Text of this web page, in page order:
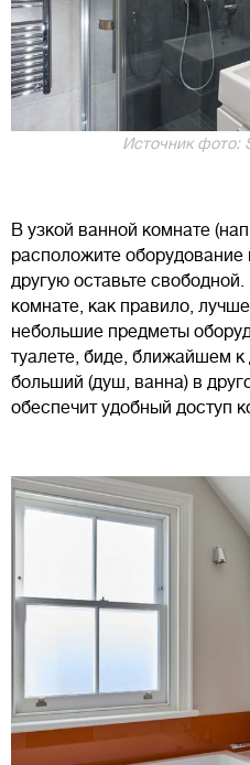
Источник фото:
В узкой ванной комнате
расположите оборудование
другую оставьте
комнате, как правило,
небольшие предметы
туалете, биде, ближайшем к
больший (душ, ванна) в
обеспечит удобный доступ